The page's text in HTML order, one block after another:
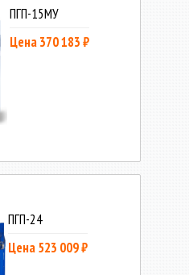
ПГП-15МУ
Цена 370 183 ₽
ПГП-24
Цена 523 009 ₽